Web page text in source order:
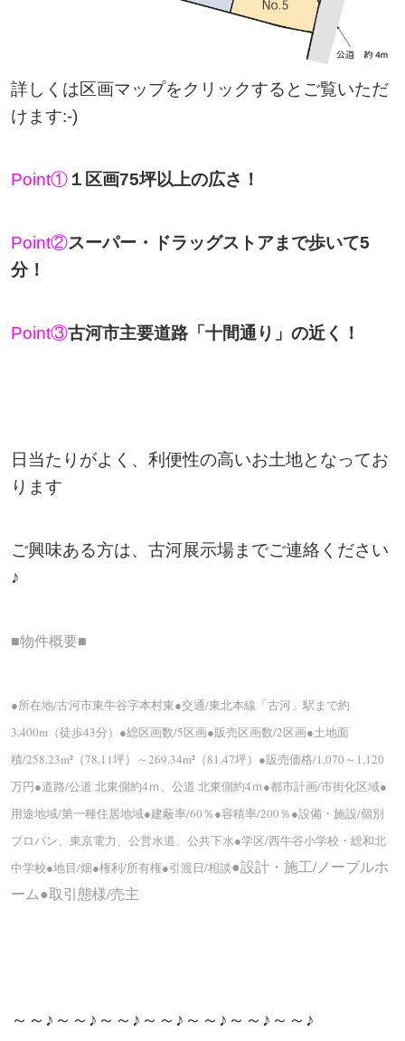
詳しくは区画マップをクリックするとご覧いただ
けます:-)
Point①１区画75坪以上の広さ！
Point②スーパー・ドラッグストアまで歩いて5
分！
Point③古河市主要道路「十間通り」の近く！
日当たりがよく、利便性の高いお土地となってお
ります
ご興味ある方は、古河展示場までご連絡ください
♪
■物件概要■
●所在地/古河市東牛谷字本村東●交通/東北本線「古河」駅まで約
3,400m（徒歩43分）●総区画数/5区画●販売区画数/2区画●土地面
積/258.23m²（78.11坪）～269.34m²（81.47坪）●販売価格/1,070～1,120
万円●道路/公道 北東側約4ｍ、公道 北東側約4ｍ●都市計画/市街化区域●
用途地域/第一種住居地域●建蔽率/60％●容積率/200％●設備・施設/個別
プロパン、東京電力、公営水道、公共下水●学区/西牛谷小学校・総和北
中学校●地目/畑●権利/所有権●引渡日/相談●設計・施工/ノーブルホ
ーム●取引態様/売主
～～♪～～♪～～♪～～♪～～♪～～♪～～♪